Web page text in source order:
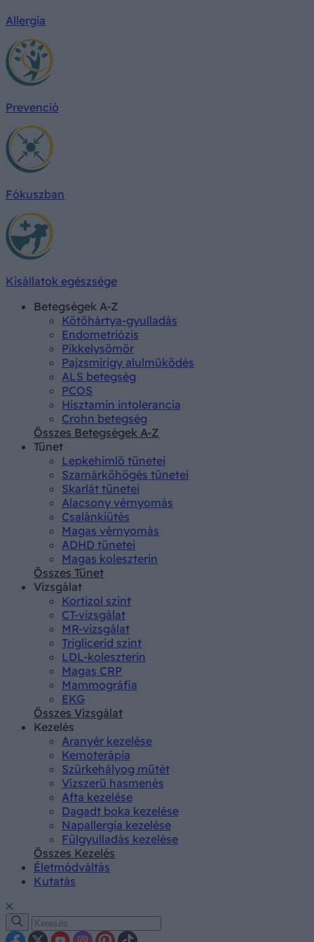
Allergia
Prevenció
Fókuszban
Kisállatok egészsége
Betegségek A-Z
Kötőhártya-gyulladás
Endometriózis
Pikkelysömör
Pajzsmirigy alulműködés
ALS betegség
PCOS
Hisztamin intolerancia
Crohn betegség
Összes Betegségek A-Z
Tünet
Lepkehimlő tünetei
Szamárköhögés tünetei
Skarlát tünetei
Alacsony vérnyomás
Csalánkiütés
Magas vérnyomás
ADHD tünetei
Magas koleszterin
Összes Tünet
Vizsgálat
Kortizol szint
CT-vizsgálat
MR-vizsgálat
Triglicerid szint
LDL-koleszterin
Magas CRP
Mammográfia
EKG
Összes Vizsgálat
Kezelés
Aranyér kezelése
Kemoterápia
Szürkehályog műtét
Vízszerű hasmenés
Afta kezelése
Dagadt boka kezelése
Napallergia kezelése
Fülgyulladás kezelése
Összes Kezelés
Életmódváltás
Kutatás